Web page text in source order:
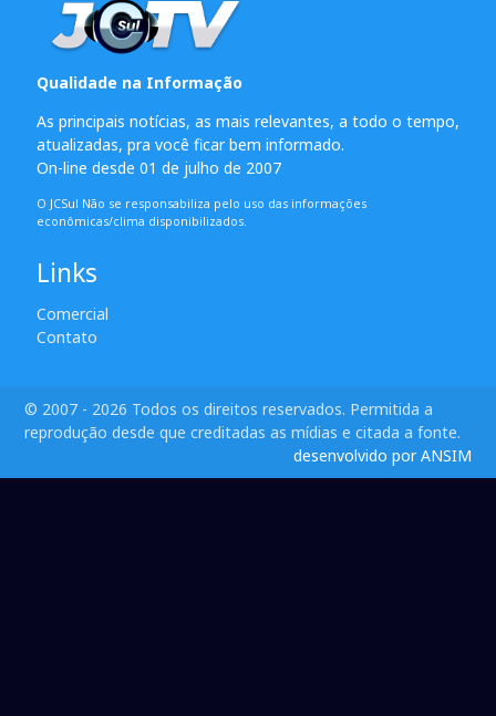
Qualidade na Informação
As principais notícias, as mais relevantes, a todo o tempo,
atualizadas, pra você ficar bem informado.
On-line desde 01 de julho de 2007
O JCSul Não se responsabiliza pelo uso das informações
econômicas/clima disponibilizados.
Links
Comercial
Contato
© 2007 - 2026 Todos os direitos reservados. Permitida a
reprodução desde que creditadas as mídias e citada a fonte.
desenvolvido por ANSIM